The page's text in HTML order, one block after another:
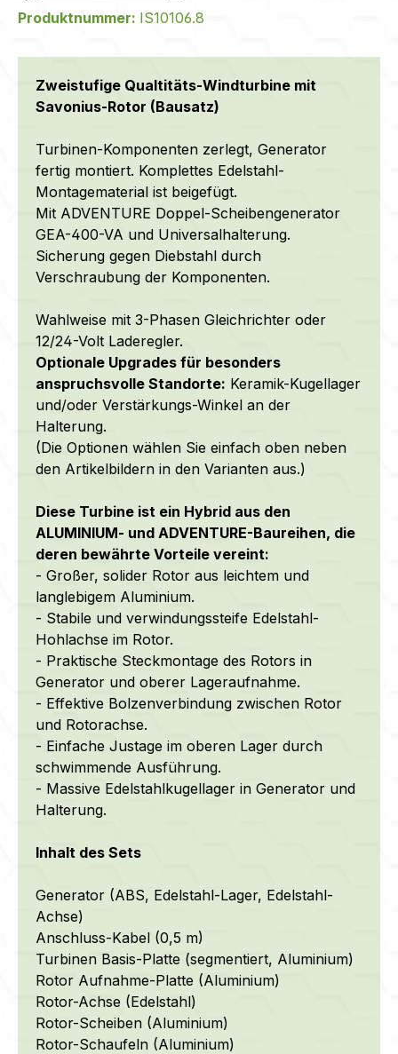
Produktnummer: IS10106.8
Zweistufige Qualtitäts-Windturbine mit
Savonius-Rotor (Bausatz)
Turbinen-Komponenten zerlegt, Generator
fertig montiert. Komplettes Edelstahl-
Montagematerial ist beigefügt.
Mit ADVENTURE Doppel-Scheibengenerator
GEA-400-VA und Universalhalterung.
Sicherung gegen Diebstahl durch
Verschraubung der Komponenten.
Wahlweise mit 3-Phasen Gleichrichter oder
12/24-Volt Laderegler.
Optionale Upgrades für besonders
anspruchsvolle Standorte: Keramik-Kugellager
und/oder Verstärkungs-Winkel an der
Halterung.
(Die Optionen wählen Sie einfach oben neben
den Artikelbildern in den Varianten aus.)
Diese Turbine ist ein Hybrid aus den
ALUMINIUM- und ADVENTURE-Baureihen, die
deren bewährte Vorteile vereint:
- Großer, solider Rotor aus leichtem und
langlebigem Aluminium.
- Stabile und verwindungssteife Edelstahl-
Hohlachse im Rotor.
- Praktische Steckmontage des Rotors in
Generator und oberer Lageraufnahme.
- Effektive Bolzenverbindung zwischen Rotor
und Rotorachse.
- Einfache Justage im oberen Lager durch
schwimmende Ausführung.
- Massive Edelstahlkugellager in Generator und
Halterung.
Inhalt des Sets
Generator (ABS, Edelstahl-Lager, Edelstahl-
Achse)
Anschluss-Kabel (0,5 m)
Turbinen Basis-Platte (segmentiert, Aluminium)
Rotor Aufnahme-Platte (Aluminium)
Rotor-Achse (Edelstahl)
Rotor-Scheiben (Aluminium)
Rotor-Schaufeln (Aluminium)